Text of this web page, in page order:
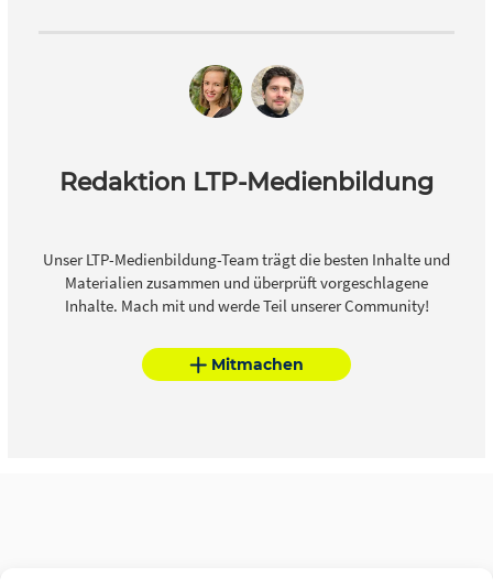
Redaktion LTP-Medienbildung
Unser LTP-Medienbildung-Team trägt die besten Inhalte und
Materialien zusammen und überprüft vorgeschlagene
Inhalte. Mach mit und werde Teil unserer Community!
Mitmachen